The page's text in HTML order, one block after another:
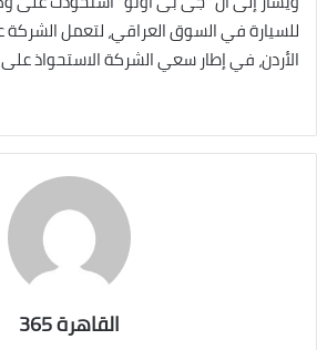
للسيارة في السوق العراقي، لتعمل الشركة
الأردن، في إطار سعي الشركة الاستحواذ
القاهرة 365